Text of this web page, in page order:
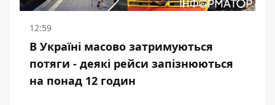
12:59
В Україні масово затримуються
потяги - деякі рейси запізнюються
на понад 12 годин